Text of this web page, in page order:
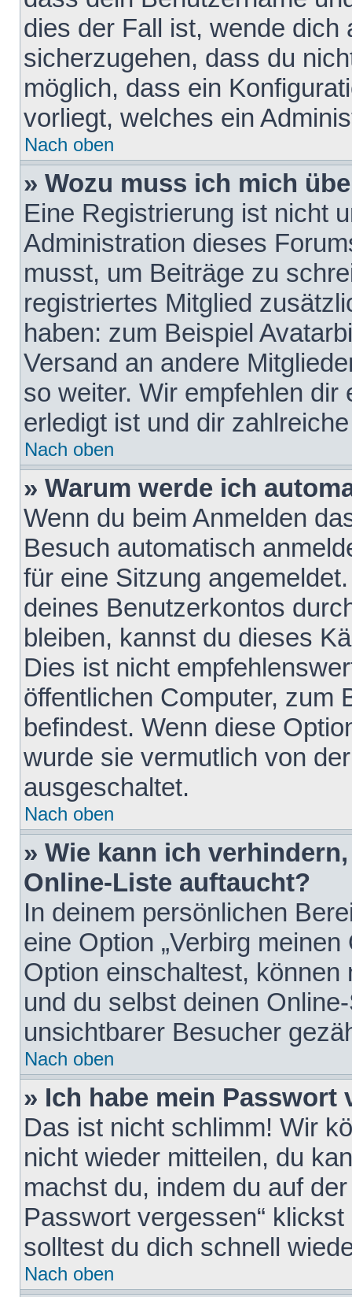
dies der Fall ist, wende dich
sicherzugehen, dass du
möglich, dass ein
vorliegt, welches ein
Nach oben
» Wozu muss ich mich
Eine Registrierung ist nicht
Administration dieses
musst, um Beiträge zu
registriertes Mitglied
haben: zum Beispiel
Versand an andere
so weiter. Wir empfehlen
erledigt ist und dir
Nach oben
» Warum werde ich
Wenn du beim Anmelden
Besuch automatisch
für eine Sitzung
deines Benutzerkontos
bleiben, kannst du dieses
Dies ist nicht
öffentlichen Computer, zum
befindest. Wenn diese
wurde sie vermutlich von
ausgeschaltet.
Nach oben
» Wie kann ich
Online-Liste auftaucht?
In deinem persönlichen
eine Option „Verbirg
Option einschaltest,
und du selbst deinen
unsichtbarer Besucher
Nach oben
» Ich habe mein Passwort
Das ist nicht schlimm! Wir
nicht wieder mitteilen, du
machst du, indem du auf
Passwort vergessen“
solltest du dich schnell
Nach oben